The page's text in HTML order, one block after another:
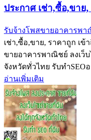
ประกาศ เช่า,ซื้อ,ขาย
รับจ้างโพสขายอาคารพ
เช่า,ซื้อ,ขาย, ราคาถูก เ
ขายอาคารพาณิชย์ ลงเว็
จังหวัดทั่วไทย รับทำSEO
อ่านเพิ่มเติม